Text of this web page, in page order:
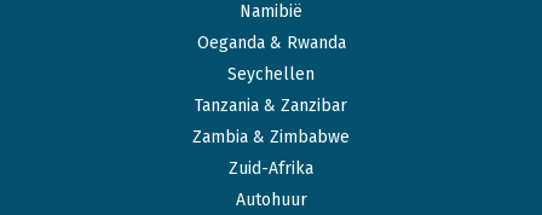
Namibië
Oeganda & Rwanda
Seychellen
Tanzania & Zanzibar
Zambia & Zimbabwe
Zuid-Afrika
Autohuur